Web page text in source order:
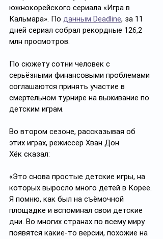
южнокорейского сериала «Игра в
Кальмара». По данным Deadline, за 11
дней сериал собрал рекордные 126,2
млн просмотров.
По сюжету сотни человек с
серьёзными финансовыми проблемами
соглашаются принять участие в
смертельном турнире на выживание по
детским играм.
Во втором сезоне, рассказывая об
этих играх, режиссёр Хван Дон
Хёк сказал:
«Это снова простые детские игры, на
которых выросло много детей в Корее.
Я помню, как был на съёмочной
площадке и вспоминал свои детские
дни. Во многих странах по всему миру
появятся какие-то версии, похожие на